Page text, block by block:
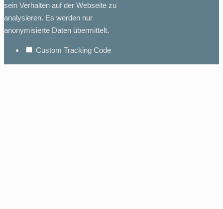
sein Verhalten auf der Webseite zu
analysieren. Es werden nur
anonymisierte Daten übermittelt.
Custom Tracking Code